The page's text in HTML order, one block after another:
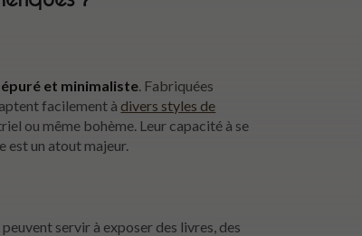
et minimaliste . Fabriquées
facilement à divers styles de
ou même bohème. Leur capacité à se
est un atout majeur.
servir à exposer des livres, des